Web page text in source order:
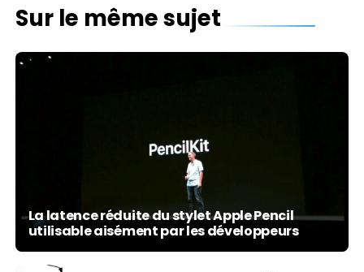
Sur le même sujet
La latence réduite du stylet Apple Pencil
utilisable aisément par les développeurs